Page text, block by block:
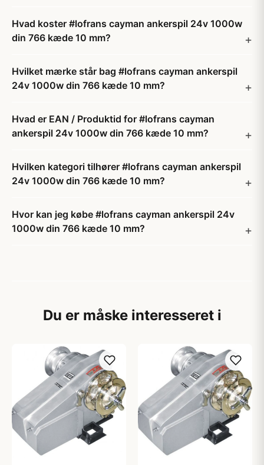
Hvad koster #lofrans cayman ankerspil 24v 1000w
din 766 kæde 10 mm?
Hvilket mærke står bag #lofrans cayman ankerspil
24v 1000w din 766 kæde 10 mm?
Hvad er EAN / Produktid for #lofrans cayman
ankerspil 24v 1000w din 766 kæde 10 mm?
Hvilken kategori tilhører #lofrans cayman ankerspil
24v 1000w din 766 kæde 10 mm?
Hvor kan jeg købe #lofrans cayman ankerspil 24v
1000w din 766 kæde 10 mm?
Du er måske interesseret i